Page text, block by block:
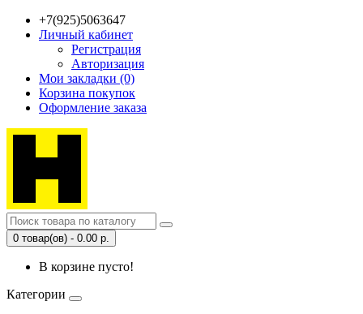
+7(925)5063647
Личный кабинет
Регистрация
Авторизация
Мои закладки (0)
Корзина покупок
Оформление заказа
0 товар(ов) - 0.00 р.
В корзине пусто!
Категории